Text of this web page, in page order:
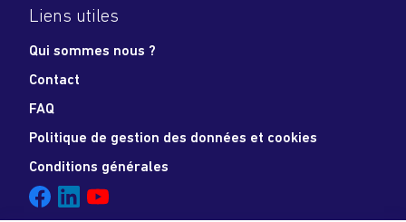
Liens utiles
Qui sommes nous ?
Contact
FAQ
Politique de gestion des données et cookies
Conditions générales